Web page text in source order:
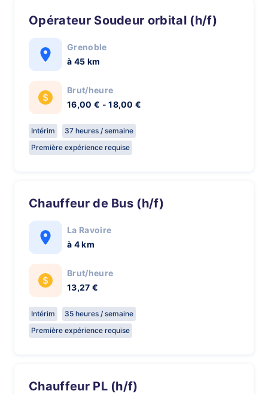
Opérateur Soudeur orbital (h/f)
Grenoble
à 45 km
Brut/heure
16,00 € - 18,00 €
Intérim
37 heures / semaine
Première expérience requise
Chauffeur de Bus (h/f)
La Ravoire
à 4 km
Brut/heure
13,27 €
Intérim
35 heures / semaine
Première expérience requise
Chauffeur PL (h/f)